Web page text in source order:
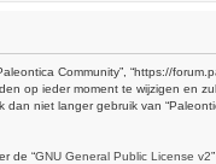
Community”, “https://
op ieder moment te wijzigen
niet langer gebruik van
de “GNU General Public License v2